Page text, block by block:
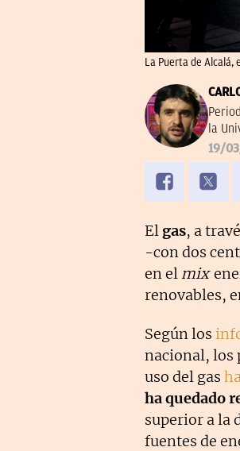
La Puerta de Alcalá,
la
19/
El gas, a
-con dos
en el mix
renovables,
Según los
nacional, los
uso del gas
ha quedado
superior a la
fuentes de